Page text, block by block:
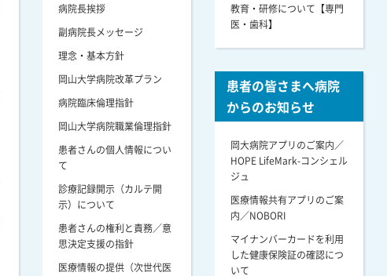
病院長挨拶
副病院長メッセージ
理念・基本方針
岡山大学病院改革プラン
病院臨床倫理指針
岡山大学病院職業倫理指針
患者さんの個人情報につい
て
診療記録開示（カルテ開
示）について
患者さんの権利と責務／意
思決定支援の指針
医療情報の提供（次世代医
教育・研修について【専門
医・歯科】
患者の皆さまへ病院
からのお知らせ
岡大病院アプリのご案内／
HOPE LifeMark-コンシェル
ジュ
医療情報共有アプリのご案
内／NOBORI
マイナンバーカードを利用
した健康保険証の確認につ
いて